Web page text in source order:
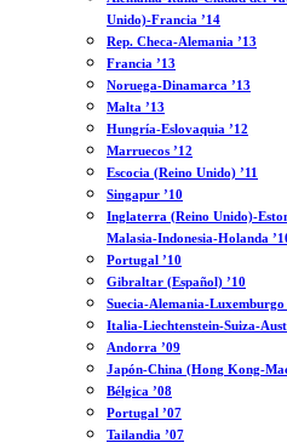
Unido)-Francia ’14
Rep. Checa-Alemania ’13
Francia ’13
Noruega-Dinamarca ’13
Malta ’13
Hungría-Eslovaquia ’12
Marruecos ’12
Escocia (Reino Unido) ’11
Singapur ’10
Inglaterra (Reino Unido)-
Malasia-Indonesia-Holanda
Portugal ’10
Gibraltar (Español) ’10
Suecia-Alemania-Luxemburgo
Italia-Liechtenstein-Suiza-
Andorra ’09
Japón-China (Hong Kong-
Bélgica ’08
Portugal ’07
Tailandia ’07